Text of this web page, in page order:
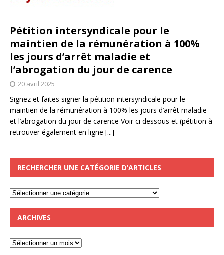
Pétition intersyndicale pour le
maintien de la rémunération à 100%
les jours d’arrêt maladie et
l’abrogation du jour de carence
20 avril 2025
Signez et faites signer la pétition intersyndicale pour le
maintien de la rémunération à 100% les jours d’arrêt maladie
et l’abrogation du jour de carence Voir ci dessous et (pétition à
retrouver également en ligne [...]
RECHERCHER UNE CATÉGORIE D’ARTICLES
ARCHIVES